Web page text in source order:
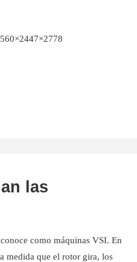
las
como máquinas VSI. En
medida que el rotor gira, los